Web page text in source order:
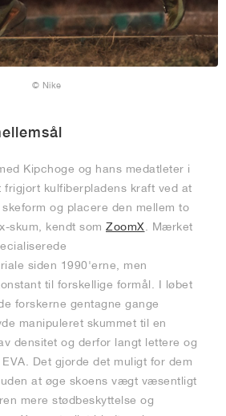
© Nike
Kipchoge og hans medatleter i
kulfiberpladens kraft ved at
og placere den mellem to
skum, kendt som ZoomX . Mærket
siden 1990'erne, men
til forskellige formål. I løbet
forskerne gentagne gange
manipuleret skummet til en
densitet og derfor langt lettere og
Det gjorde det muligt for dem
at øge skoens vægt væsentligt
mere stødbeskyttelse og